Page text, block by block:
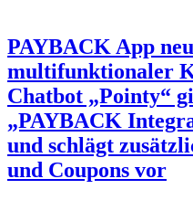
PAYBACK App
multifunktionaler
Chatbot „Pointy“
„PAYBACK
und schlägt
und Coupons vor